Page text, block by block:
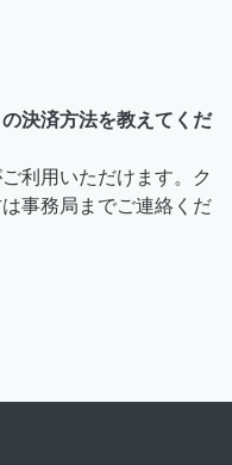
決済方法を教えてくだ
利用いただけます。ク
事務局までご連絡くだ